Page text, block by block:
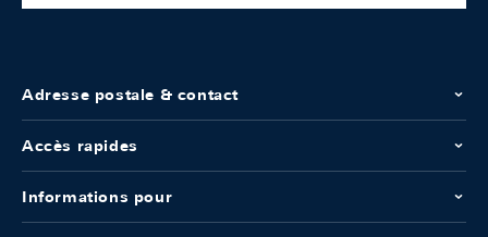
Adresse postale & contact
Accès rapides
Informations pour